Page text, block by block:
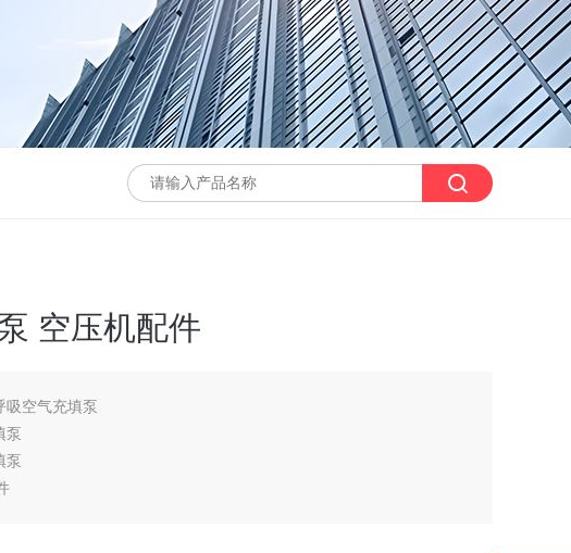
空压机配件
吸空气充填泵
泵
泵